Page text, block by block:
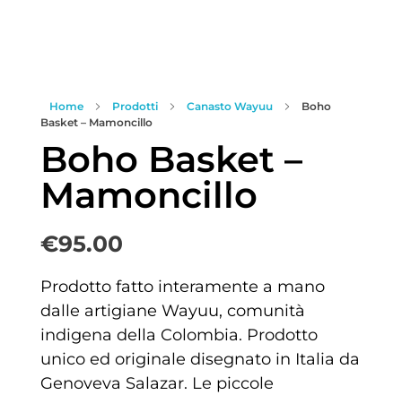
Home Prodotti Canasto Wayuu
Boho
Basket – Mamoncillo
Boho Basket –
Mamoncillo
€95.00
Prodotto fatto interamente a mano
dalle artigiane Wayuu, comunità
indigena della Colombia. Prodotto
unico ed originale disegnato in Italia da
Genoveva Salazar. Le piccole